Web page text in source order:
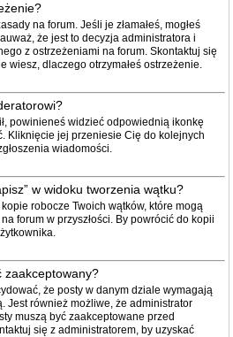
na forum. Jeśli je złamałeś, mogłeś
że jest to decyzja administratora i
z ostrzeżeniami na forum. Skontaktuj się
wiesz, dlaczego otrzymałeś ostrzeżenie.
powinieneś widzieć odpowiednią ikonkę
Kliknięcie jej przeniesie Cię do kolejnych
wiadomości.
w widoku tworzenia wątku?
robocze Twoich wątków, które mogą
forum w przyszłości. By powrócić do kopii
zaakceptowany?
że posty w danym dziale wymagają
Jest również możliwe, że administrator
muszą być zaakceptowane przed
się z administratorem, by uzyskać